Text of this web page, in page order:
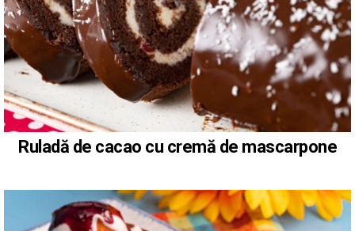
Ruladă de cacao cu cremă de mascarpone